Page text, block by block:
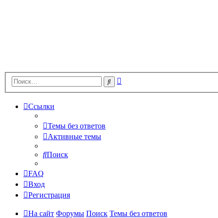
Поиск
Ссылки
Темы без ответов
Активные темы
Поиск
FAQ
Вход
Регистрация
На сайт Форумы Поиск Темы без ответов